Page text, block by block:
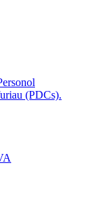
(PDCs).